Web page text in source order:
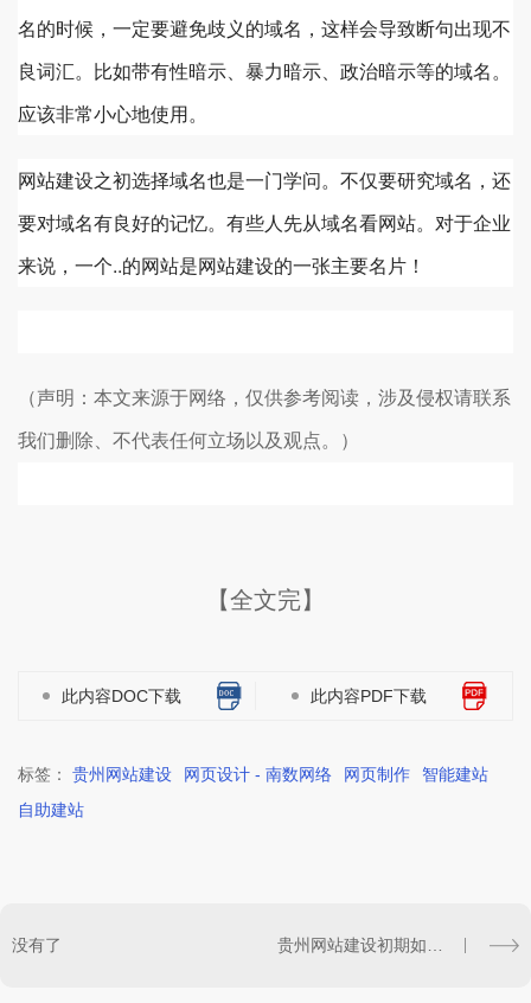
名的时候，一定要避免歧义的域名，这样会导致断句出现不
良词汇。比如带有性暗示、暴力暗示、政治暗示等的域名。
应该非常小心地使用。
网站建设之初选择域名也是一门学问。不仅要研究域名，还
要对域名有良好的记忆。有些人先从域名看网站。对于企业
来说，一个..的网站是网站建设的一张主要名片！
（声明：本文来源于网络，仅供参考阅读，涉及侵权请联系
我们删除、不代表任何立场以及观点。）
【全文完】
此内容DOC下载 此内容PDF下载
标签： 贵州网站建设 网页设计 - 南数网络 网页制作
智能建站
自助建站
没有了